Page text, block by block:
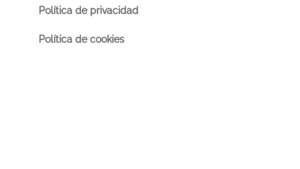
Política de privacidad
Política de cookies